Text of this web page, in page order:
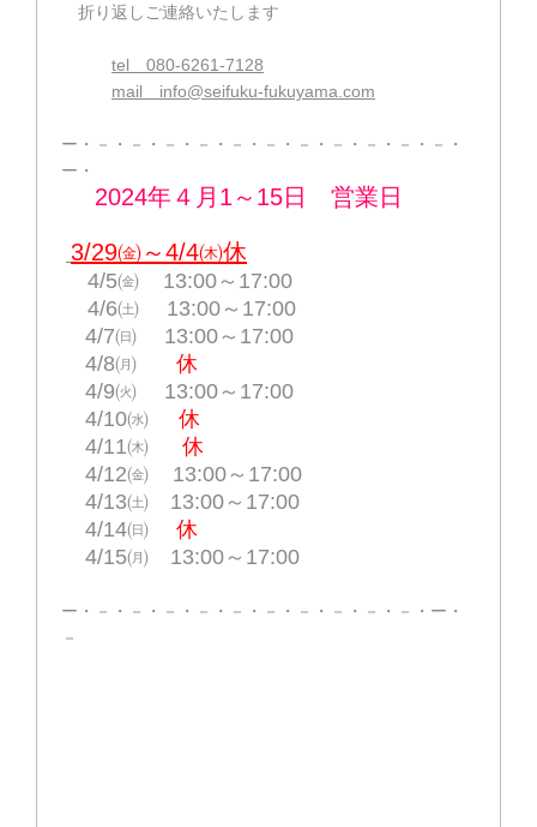
折り返しご連絡いたします
tel 080-6261-7128
mail info@seifuku-fukuyama.com
ー・－・－・－・－・－・－・－・－・－・－・－・
ー・
2024年４月1～15日 営業日
3/29㈮～4/4㈭休
4/5㈮ 13:00～17:00
4/6㈯ 13:00～17:00
4/7㈰ 13:00～17:00
4/8㈪ 休
4/9㈫ 13:00～17:00
4/10㈬
休
4/11㈭
休
4/12㈮ 13:00～17:00
4/13㈯ 13:00～17:00
4/14㈰
休
4/15㈪ 13:00～17:00
ー・－・－・－・－・－・－・－・－・－・－・ー・
－